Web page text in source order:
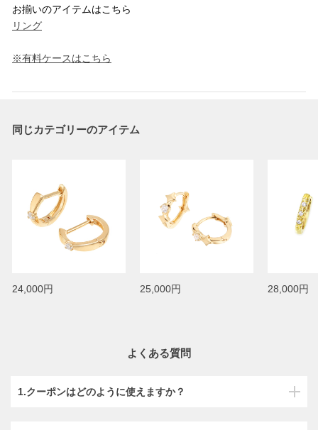
お揃いのアイテムはこちら
リング
※有料ケースはこちら
同じカテゴリーのアイテム
24,000円 25,000円 28,000円
よくある質問
1.クーポンはどのように使えますか？